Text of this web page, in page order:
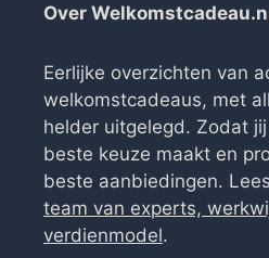
Over
Eerlijke overzichten van
welkomstcadeaus, met
helder uitgelegd. Zodat
beste keuze maakt en
beste aanbiedingen. Lees
team van experts,
verdienmodel.